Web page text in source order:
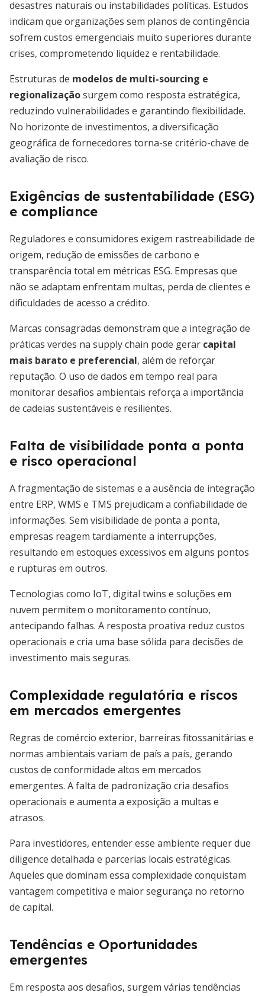
desastres naturais ou instabilidades políticas. Estudos
indicam que organizações sem planos de contingência
sofrem custos emergenciais muito superiores durante
crises, comprometendo liquidez e rentabilidade.
Estruturas de modelos de multi-sourcing e
regionalizaçãosurgem como resposta estratégica,
reduzindo vulnerabilidades e garantindo flexibilidade.
No horizonte de investimentos, a diversificação
geográfica de fornecedores torna-se critério-chave de
avaliação de risco.
Exigências de sustentabilidade (ESG)
e compliance
Reguladores e consumidores exigem rastreabilidade de
origem, redução de emissões de carbono e
transparência total em métricas ESG. Empresas que
não se adaptam enfrentam multas, perda de clientes e
dificuldades de acesso a crédito.
Marcas consagradas demonstram que a integração de
práticas verdes na supply chain pode gerar capital
mais barato e preferencial, além de reforçar
reputação. O uso de dados em tempo real para
monitorar desafios ambientais reforça a importância
de cadeias sustentáveis e resilientes.
Falta de visibilidade ponta a ponta
e risco operacional
A fragmentação de sistemas e a ausência de integração
entre ERP, WMS e TMS prejudicam a confiabilidade de
informações. Sem visibilidade de ponta a ponta,
empresas reagem tardiamente a interrupções,
resultando em estoques excessivos em alguns pontos
e rupturas em outros.
Tecnologias como IoT, digital twins e soluções em
nuvem permitem o monitoramento contínuo,
antecipando falhas. A resposta proativa reduz custos
operacionais e cria uma base sólida para decisões de
investimento mais seguras.
Complexidade regulatória e riscos
em mercados emergentes
Regras de comércio exterior, barreiras fitossanitárias e
normas ambientais variam de país a país, gerando
custos de conformidade altos em mercados
emergentes. A falta de padronização cria desafios
operacionais e aumenta a exposição a multas e
atrasos.
Para investidores, entender esse ambiente requer due
diligence detalhada e parcerias locais estratégicas.
Aqueles que dominam essa complexidade conquistam
vantagem competitiva e maior segurança no retorno
de capital.
Tendências e Oportunidades
emergentes
Em resposta aos desafios, surgem várias tendências